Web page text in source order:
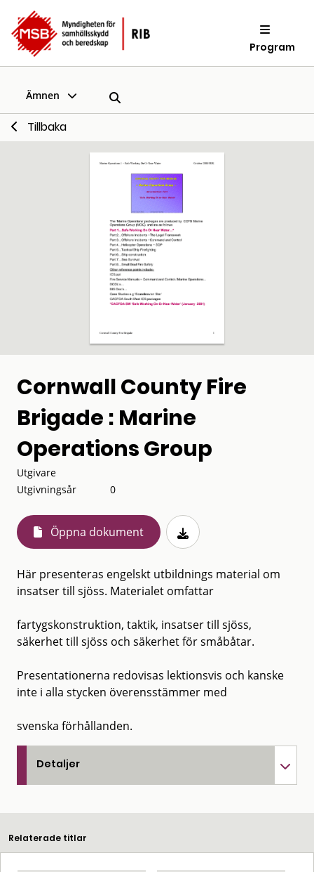
Program
Ämnen
Tillbaka
Cornwall County Fire
Brigade : Marine
Operations Group
Utgivare
Utgivningsår
0
Öppna dokument
Här presenteras engelskt utbildnings material om
insatser till sjöss. Materialet omfattar
fartygskonstruktion, taktik, insatser till sjöss,
säkerhet till sjöss och säkerhet för småbåtar.
Presentationerna redovisas lektionsvis och kanske
inte i alla stycken överensstämmer med
svenska förhållanden.
Detaljer
Relaterade titlar